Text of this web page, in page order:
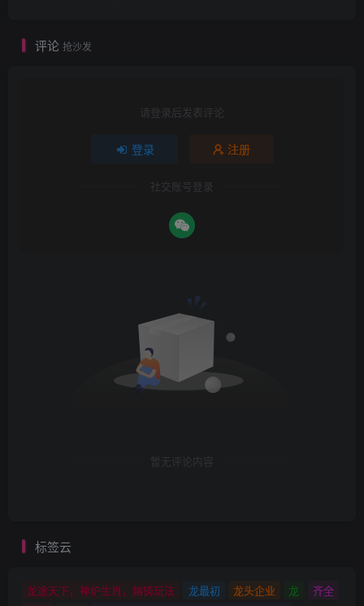
评论 抢沙发
请登录后发表评论
登录 注册
社交账号登录
暂无评论内容
标签云
龙途天下，神炉生肖，熔铸玩法 龙最初 龙头企业 龙
齐全